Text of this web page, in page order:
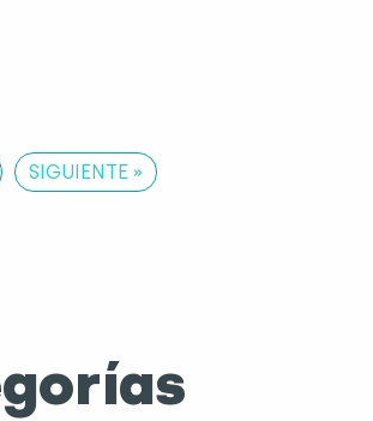
SIGUIENTE »